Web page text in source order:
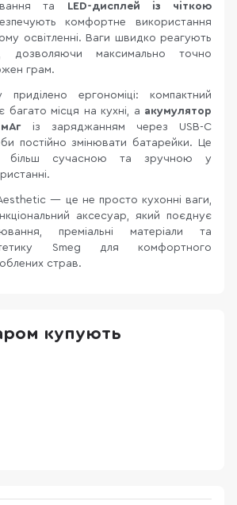
та LED-дисплей із чіткою
комфортне використання
освітленні. Ваги швидко реагують
дозволяючи максимально точно
грам.
ергономіці: компактний
багато місця на кухні, а акумулятор
мАг із заряджанням через USB-C
постійно змінювати батарейки. Це
більш сучасною та зручною у
— це не просто кухонні ваги,
аксесуар, який поєднує
преміальні матеріали та
Smeg для комфортного
страв.
купують